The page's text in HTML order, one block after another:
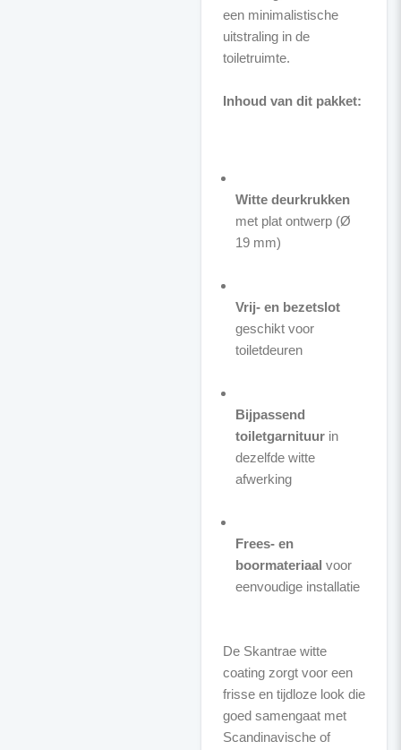
een minimalistische
uitstraling in de
toiletruimte.
Inhoud van dit pakket:
Witte deurkrukken
met plat ontwerp (Ø
19 mm)
Vrij- en bezetslot
geschikt voor
toiletdeuren
Bijpassend
toiletgarnituurin
dezelfde witte
afwerking
Frees- en
boormateriaal voor
eenvoudige installatie
De Skantrae witte
coating zorgt voor een
frisse en tijdloze look die
goed samengaat met
Scandinavische of